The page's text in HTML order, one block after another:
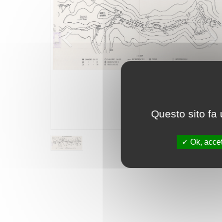
Questo sito fa
Ok,